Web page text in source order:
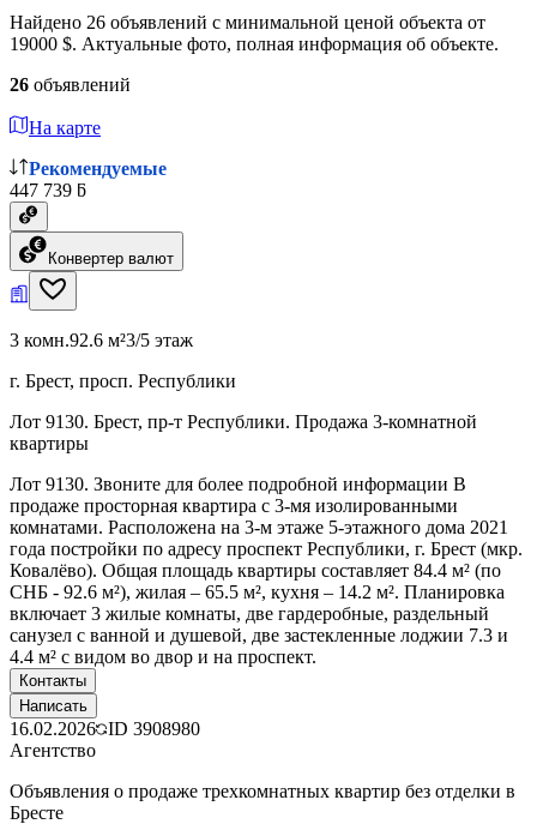
Найдено 26 объявлений с минимальной ценой объекта от
19000 $. Актуальные фото, полная информация об объекте.
26 объявлений
На карте
Рекомендуемые
447 739 ƃ
Конвертер валют
3 комн.92.6 м²3/5 этаж
г. Брест, просп. Республики
Лот 9130. Брест, пр-т Республики. Продажа 3-комнатной
квартиры
Лот 9130. Звоните для более подробной информации В
продаже просторная квартира с 3-мя изолированными
комнатами. Расположена на 3-м этаже 5-этажного дома 2021
года постройки по адресу проспект Республики, г. Брест (мкр.
Ковалёво). Общая площадь квартиры составляет 84.4 м² (по
СНБ - 92.6 м²), жилая – 65.5 м², кухня – 14.2 м². Планировка
включает 3 жилые комнаты, две гардеробные, раздельный
санузел с ванной и душевой, две застекленные лоджии 7.3 и
4.4 м² с видом во двор и на проспект.
Контакты
Написать
16.02.2026 ID 3908980
Агентство
Объявления о продаже трехкомнатных квартир без отделки в
Бресте